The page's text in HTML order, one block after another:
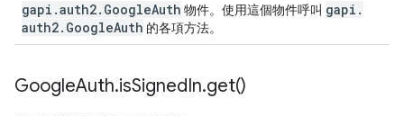
gapi .auth2. GoogleAuth 物件。使用這個物件呼叫 gapi .
auth2. GoogleAuth 的各項方法。
GoogleAuth.isSignedIn.get()